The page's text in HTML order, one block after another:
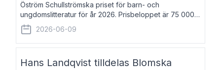
Öström Schullströmska priset för barn- och
ungdomslitteratur för år 2026. Prisbeloppet är 75 000
kronor vardera. Elin Bengtsson, född 1987, är författare
och forskare i genusvetenskap.
2026-06-09
Hans Landqvist tilldelas Blomska